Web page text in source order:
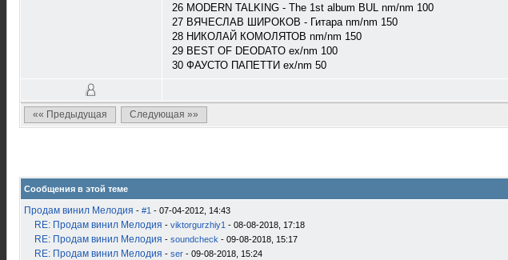
26 MODERN TALKING - The 1st album BUL nm/nm 100
27 ВЯЧЕСЛАВ ШИРОКОВ - Гитара nm/nm 150
28 НИКОЛАЙ КОМОЛЯТОВ nm/nm 150
29 BEST OF DEODATO ex/nm 100
30 ФАУСТО ПАПЕТТИ ex/nm 50
«« Предыдущая
Следующая »»
Сообщения в этой теме
Продам винил Мелодия - #1 - 07-04-2012, 14:43
RE: Продам винил Мелодия - viktorgurzhiy1 - 08-08-2018, 17:18
RE: Продам винил Мелодия - soundcheck - 09-08-2018, 15:17
RE: Продам винил Мелодия - ser - 09-08-2018, 15:24